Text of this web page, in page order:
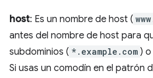
host: Es un nombre de host (
antes del nombre de host para
subdominios ( *.example.com )
Si usas un comodín en el patrón